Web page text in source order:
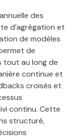
des
d’agrégation et
de modèles
de
tout au long de
continue et
croisés et
continu. Cette
structuré,